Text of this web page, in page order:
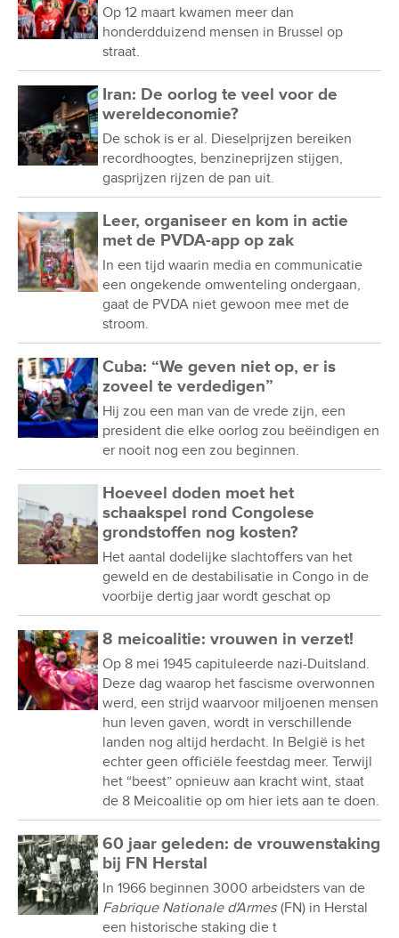
Op 12 maart kwamen meer dan
honderdduizend mensen in Brussel op
straat.
Iran: De oorlog te veel voor de
wereldeconomie?
De schok is er al. Dieselprijzen bereiken
recordhoogtes, benzineprijzen stijgen,
gasprijzen rijzen de pan uit.
Leer, organiseer en kom in actie
met de PVDA-app op zak
In een tijd waarin media en communicatie
een ongekende omwenteling ondergaan,
gaat de PVDA niet gewoon mee met de
stroom.
Cuba: “We geven niet op, er is
zoveel te verdedigen”
Hij zou een man van de vrede zijn, een
president die elke oorlog zou beëindigen en
er nooit nog een zou beginnen.
Hoeveel doden moet het
schaakspel rond Congolese
grondstoffen nog kosten?
Het aantal dodelijke slachtoffers van het
geweld en de destabilisatie in Congo in de
voorbije dertig jaar wordt geschat op
8 meicoalitie: vrouwen in verzet!
Op 8 mei 1945 capituleerde nazi-Duitsland.
Deze dag waarop het fascisme overwonnen
werd, een strijd waarvoor miljoenen mensen
hun leven gaven, wordt in verschillende
landen nog altijd herdacht. In België is het
echter geen officiële feestdag meer. Terwijl
het “beest” opnieuw aan kracht wint, staat
de 8 Meicoalitie op om hier iets aan te doen.
60 jaar geleden: de vrouwenstaking
bij FN Herstal
In 1966 beginnen 3000 arbeidsters van de
Fabrique Nationale d'Armes (FN) in Herstal
een historische staking die t